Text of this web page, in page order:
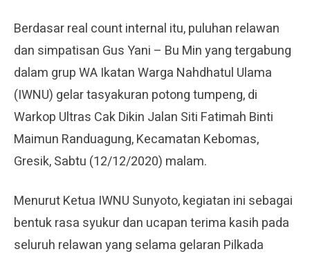
Berdasar real count internal itu, puluhan relawan
dan simpatisan Gus Yani – Bu Min yang tergabung
dalam grup WA Ikatan Warga Nahdhatul Ulama
(IWNU) gelar tasyakuran potong tumpeng, di
Warkop Ultras Cak Dikin Jalan Siti Fatimah Binti
Maimun Randuagung, Kecamatan Kebomas,
Gresik, Sabtu (12/12/2020) malam.
Menurut Ketua IWNU Sunyoto, kegiatan ini sebagai
bentuk rasa syukur dan ucapan terima kasih pada
seluruh relawan yang selama gelaran Pilkada